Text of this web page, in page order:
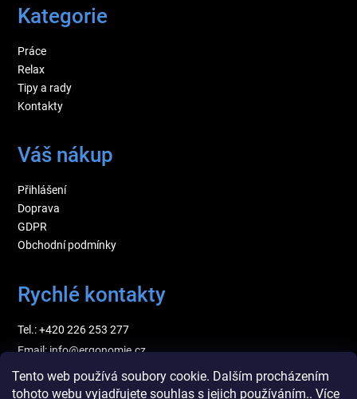
Tento web používá soubory cookie. Dalším procházením
tohoto webu vyjadřujete souhlas s jejich používáním.. Více
Kategorie
Práce
Relax
Tipy a rady
Kontakty
Váš nákup
Přihlášení
Doprava
GDPR
Obchodní podmínky
Rychlé kontakty
Tel.: +420 226 253 277
Email: info@ergonomie.cz